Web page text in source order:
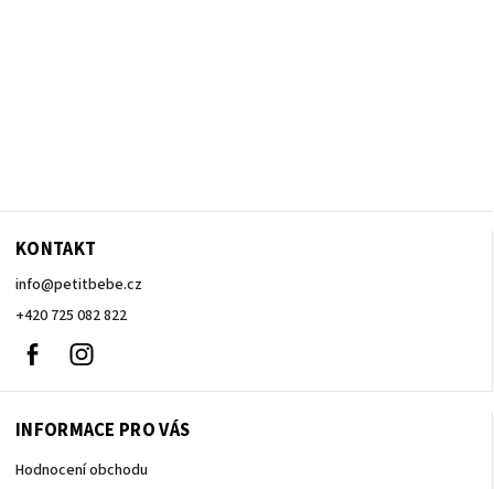
KONTAKT
info@petitbebe.cz
+420 725 082 822
Facebook
INFORMACE PRO VÁS
Hodnocení obchodu